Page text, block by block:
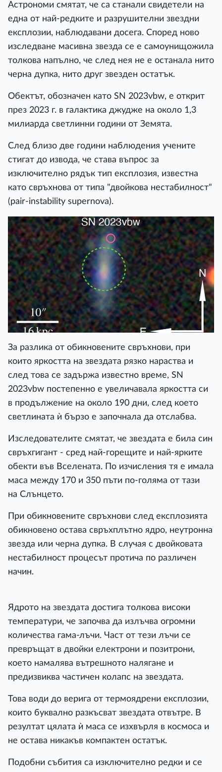
Астрономи смятат, че са станали свидетели на
една от най-редките и разрушителни звездни
експлозии, наблюдавани досега. Според ново
изследване масивна звезда се е самоунищожила
толкова напълно, че след нея не е останала нито
черна дупка, нито друг звезден остатък.
Обектът, обозначен като SN 2023vbw, е открит
през 2023 г. в галактика джудже на около 1,3
милиарда светлинни години от Земята.
След близо две години наблюдения учените
стигат до извода, че става въпрос за
изключително рядък тип експлозия, известна
като свръхнова от типа "двойкова нестабилност"
(pair-instability supernova).
За разлика от обикновените свръхнови, при
които яркостта на звездата рязко нараства и
след това се задържа известно време, SN
2023vbw постепенно е увеличавала яркостта си
в продължение на около 190 дни, след което
светлината ѝ бързо е започнала да отслабва.
Изследователите смятат, че звездата е била син
свръхгигант - сред най-горещите и най-ярките
обекти във Вселената. По изчисления тя е имала
маса между 170 и 350 пъти по-голяма от тази
на Слънцето.
При обикновените свръхнови след експлозията
обикновено остава свръхплътно ядро, неутронна
звезда или черна дупка. В случая с двойковата
нестабилност процесът протича по различен
начин.
Ядрото на звездата достига толкова високи
температури, че започва да излъчва огромни
количества гама-лъчи. Част от тези лъчи се
превръщат в двойки електрони и позитрони,
което намалява вътрешното налягане и
предизвиква частичен колапс на звездата.
Това води до верига от термоядрени експлозии,
които буквално разкъсват звездата отвътре. В
резултат цялата ѝ маса се изхвърля в космоса и
не остава никакъв компактен остатък.
Подобни събития са изключително редки и се